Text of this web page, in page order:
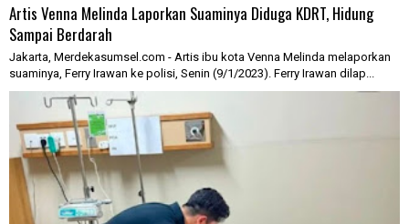
Artis Venna Melinda Laporkan Suaminya Diduga KDRT, Hidung
Sampai Berdarah
Jakarta, Merdekasumsel.com - Artis ibu kota Venna Melinda melaporkan
suaminya, Ferry Irawan ke polisi, Senin (9/1/2023). Ferry Irawan dilap...